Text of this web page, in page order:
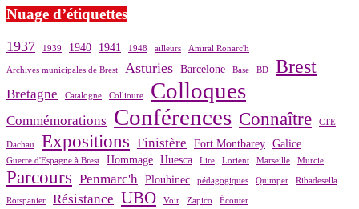
Nuage d’étiquettes
1937 1939 1940 1941 1948 ailleurs Amiral Ronarc'h
Archives municipales de Brest Asturies Barcelone Base BD Brest
Bretagne Catalogne Collioure Colloques
Commémorations Conférences Connaître CTE
Dachau Expositions Finistère Fort Montbarey Galice
Guerre d'Espagne à Brest Hommage Huesca Lire Lorient Marseille Murcie
Parcours Penmarc'h Plouhinec pédagogiques Quimper Ribadesella
Rotspanier Résistance UBO Voir Zapico Écouter